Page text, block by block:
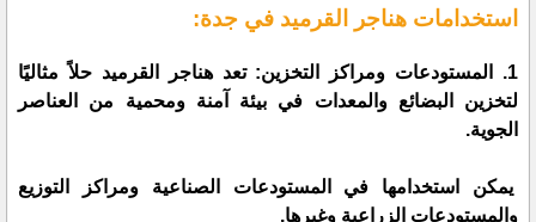
استخدامات هناجر القرميد في جدة:
1. المستودعات ومراكز التخزين: تعد هناجر القرميد حلاً مثاليًا
لتخزين البضائع والمعدات في بيئة آمنة ومحمية من العناصر
الجوية.
يمكن استخدامها في المستودعات الصناعية ومراكز التوزيع
والمستودعات الزراعية وغيرها.